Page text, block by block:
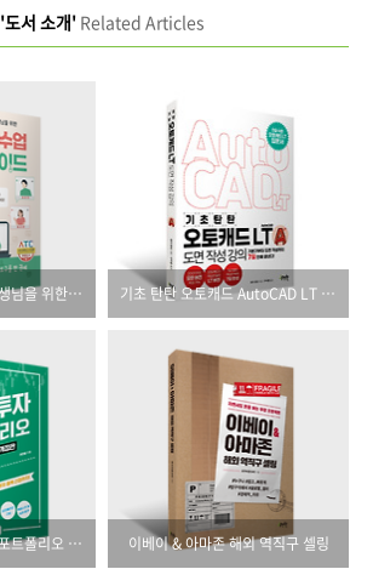
'도서 소개'Related Articles
원격 교육이 막막한 선생님을 위한 온라인 수업 완벽 가이드 기초 탄탄 오토캐드 AutoCAD LT 도면 작성 강의
R을 이용한 퀀트 투자 포트폴리오 만들기(개정판) 이베이 & 아마존 해외 역직구 셀링